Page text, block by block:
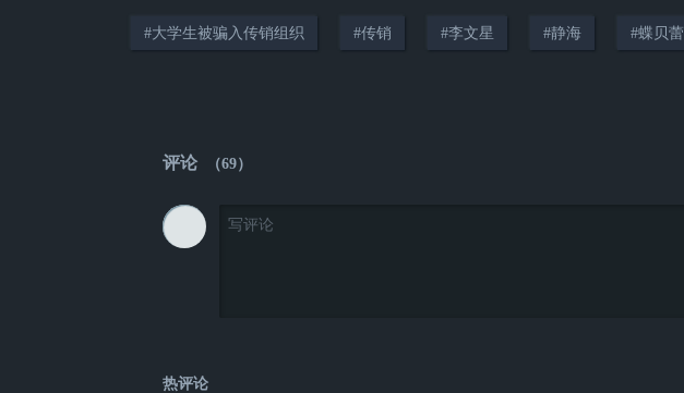
#大学生被骗入传销组织 #传销 #李文星 #静海 #蝶贝蕾
评论 （69）
热评论